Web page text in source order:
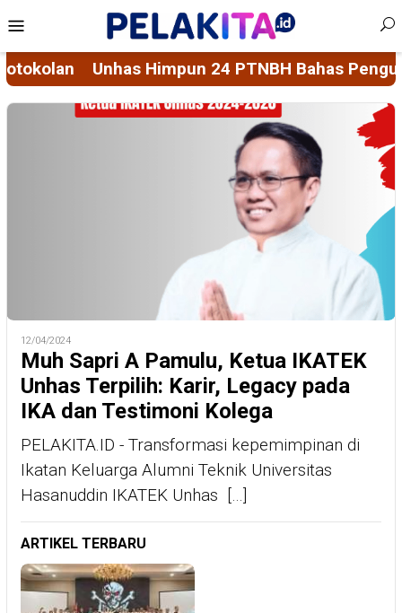
to
content
Menu
Penguatan Sistem Penjaminan Mutu
12/04/2024
Muh Sapri A Pamulu, Ketua IKATEK
Unhas Terpilih: Karir, Legacy pada
IKA dan Testimoni Kolega
PELAKITA.ID - Transformasi kepemimpinan di
Ikatan Keluarga Alumni Teknik Universitas
Hasanuddin IKATEK Unhas […]
ARTIKEL TERBARU